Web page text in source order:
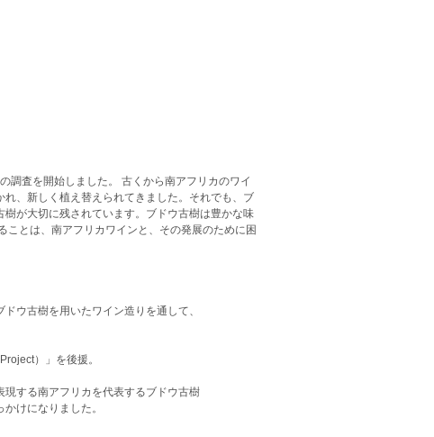
調査を開始しました。 古くから南アフリカのワイ
、新しく植え替えられてきました。それでも、ブ
が大切に残されています。ブドウ古樹は豊かな味
とは、南アフリカワインと、その発展のために困
ウ古樹を用いたワイン造りを通して、
）」を後援。
する南アフリカを代表するブドウ古樹
けになりました。